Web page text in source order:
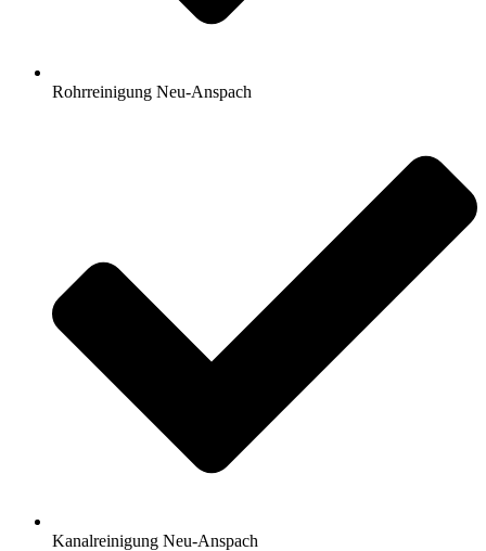
Rohrreinigung Neu-Anspach
Kanalreinigung Neu-Anspach